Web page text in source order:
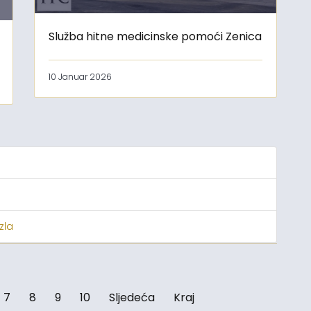
Služba hitne medicinske pomoći Zenica
10 Januar 2026
7 8 9 10 Sljedeća Kraj